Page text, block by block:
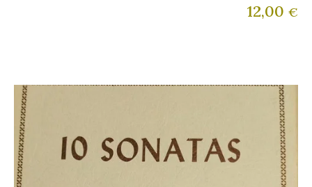
12,00 €